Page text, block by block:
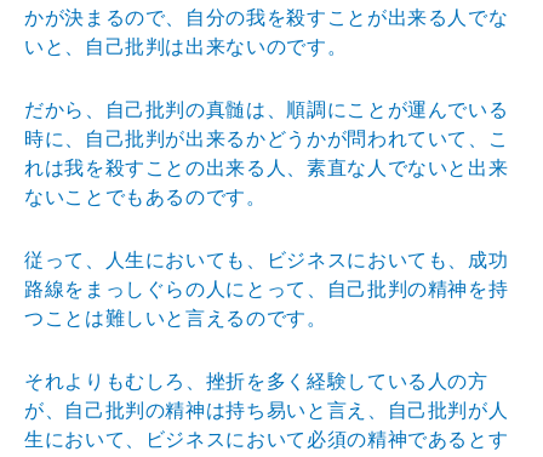
かが決まるので、自分の我を殺すことが出来る人でな
いと、自己批判は出来ないのです。
だから、自己批判の真髄は、順調にことが運んでいる
時に、自己批判が出来るかどうかが問われていて、こ
れは我を殺すことの出来る人、素直な人でないと出来
ないことでもあるのです。
従って、人生においても、ビジネスにおいても、成功
路線をまっしぐらの人にとって、自己批判の精神を持
つことは難しいと言えるのです。
それよりもむしろ、挫折を多く経験している人の方
が、自己批判の精神は持ち易いと言え、自己批判が人
生において、ビジネスにおいて必須の精神であるとす